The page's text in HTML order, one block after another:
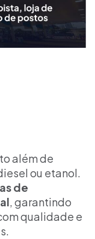
além de
ou etanol.
de
, garantindo
qualidade e